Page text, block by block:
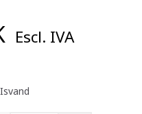
Escl. IVA